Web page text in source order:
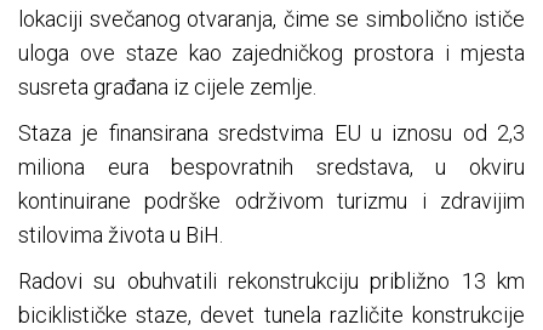
lokaciji svečanog otvaranja, čime se simbolično ističe
uloga ove staze kao zajedničkog prostora i mjesta
susreta građana iz cijele zemlje.
Staza je finansirana sredstvima EU u iznosu od 2,3
miliona eura bespovratnih sredstava, u okviru
kontinuirane podrške održivom turizmu i zdravijim
stilovima života u BiH.
Radovi su obuhvatili rekonstrukciju približno 13 km
biciklističke staze, devet tunela različite konstrukcije